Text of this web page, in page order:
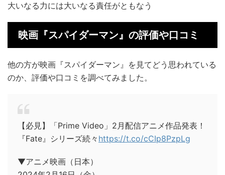
大いなる力には大いなる責任がともなう
映画『スパイダーマン』の評価や口コミ
他の方が映画『スパイダーマン』を見てどう思われている
のか、評価や口コミを調べてみました。
【必見】「Prime Video」2月配信アニメ作品発表！
『Fate』シリーズ続々 https://t.co/cCIp8PzpLg
▼アニメ映画（日本）